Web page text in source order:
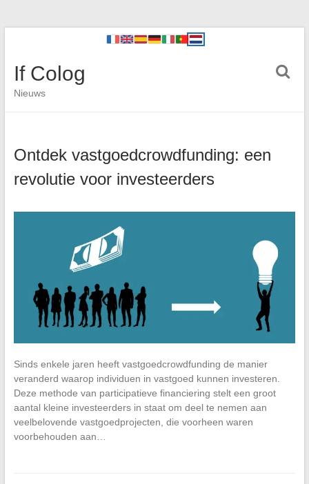
If Colog
Nieuws
Ontdek vastgoedcrowdfunding: een
revolutie voor investeerders
Sinds enkele jaren heeft vastgoedcrowdfunding de manier
veranderd waarop individuen in vastgoed kunnen investeren.
Deze methode van participatieve financiering stelt een groot
aantal kleine investeerders in staat om deel te nemen aan
veelbelovende vastgoedprojecten, die voorheen waren
voorbehouden aan…